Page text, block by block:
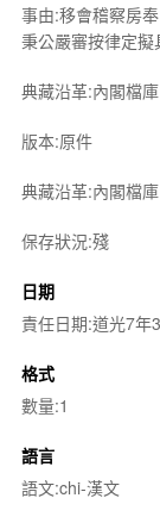
事由:移會稽察房
秉公嚴審按律定
典藏沿革:內閣檔庫
版本:原件
典藏沿革:內閣檔庫
保存狀況:殘
日期
責任日期:道光7年
格式
數量:1
語言
語文:chi-漢文